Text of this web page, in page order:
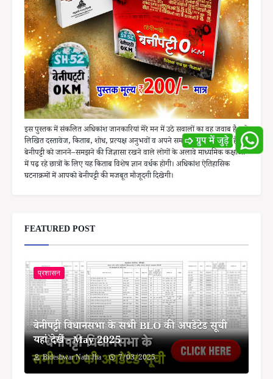
इस पुस्तक में संकलित अधिकांश जानकारियां मेरे मन में उठे सवालों का वह जवाब है, जो
लिखित दस्तावेज, किताब, शोध, प्रत्यक्ष अनुभवों व अपने समाज के बीच से मिला है।
बेनीपट्टी को जानने–समझने की जिज्ञासा रखने वाले लोगों के अलावे माध्यमिक कक्षाओं
में पढ़ रहे छात्रों के लिए यह किताब विशेष ज्ञान वर्धक होगी। अधिकांश ऐतिहासिक
घटनाक्रमों में आपको बेनीपट्टी की मजबूत मौजूदगी दिखेगी।
FEATURED POST
प्रशासन
बेनीपट्टी विधानसभा के सभी BLO की अपडेटेड सूची
यहां देखें - May 2025
Bideshwar Nath Jha 7/03/2025